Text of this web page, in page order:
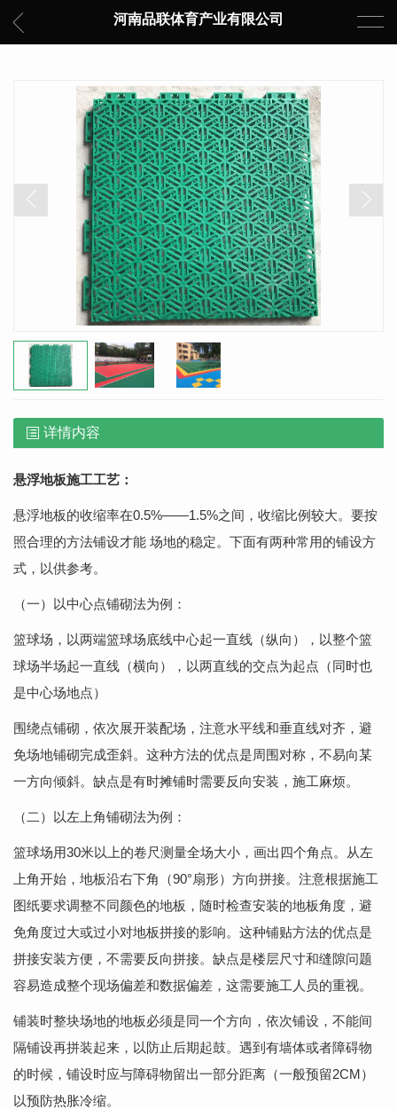
河南品联体育产业有限公司
详情内容
悬浮地板施工工艺 ：
悬浮地板的收缩率在0.5%——1.5%之间，收缩比例较大。要按
照合理的方法铺设才能 场地的稳定。下面有两种常用的铺设方
式，以供参考。
（一）以中心点铺砌法为例：
篮球场，以两端篮球场底线中心起一直线（纵向），以整个篮
球场半场起一直线（横向），以两直线的交点为起点（同时也
是中心场地点）
围绕点铺砌，依次展开装配场，注意水平线和垂直线对齐，避
免场地铺砌完成歪斜。这种方法的优点是周围对称，不易向某
一方向倾斜。缺点是有时摊铺时需要反向安装，施工麻烦。
（二）以左上角铺砌法为例：
篮球场用30米以上的卷尺测量全场大小，画出四个角点。从左
上角开始，地板沿右下角（90°扇形）方向拼接。注意根据施工
图纸要求调整不同颜色的地板，随时检查安装的地板角度，避
免角度过大或过小对地板拼接的影响。这种铺贴方法的优点是
拼接安装方便，不需要反向拼接。缺点是楼层尺寸和缝隙问题
容易造成整个现场偏差和数据偏差，这需要施工人员的重视。
铺装时整块场地的地板必须是同一个方向，依次铺设，不能间
隔铺设再拼装起来，以防止后期起鼓。遇到有墙体或者障碍物
的时候，铺设时应与障碍物留出一部分距离（一般预留2CM）
以预防热胀冷缩。